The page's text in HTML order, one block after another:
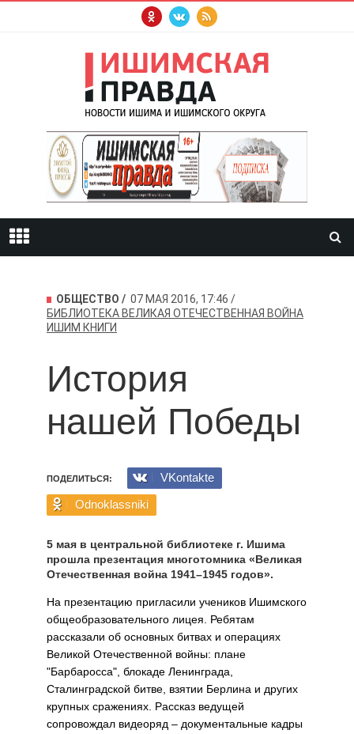
ОБЩЕСТВО
07 МАЯ 2016, 17:46
БИБЛИОТЕКА ВЕЛИКАЯ ОТЕЧЕСТВЕННАЯ ВОЙНА
ИШИМ КНИГИ
История
нашей Победы
ПОДЕЛИТЬСЯ:
VKontakte
Odnoklassniki
5 мая в центральной библиотеке г. Ишима
прошла презентация многотомника «Великая
Отечественная война 1941–1945 годов».
На презентацию пригласили учеников Ишимского
обще­образовательного лицея. Ребятам
рассказали об основных битвах и операциях
Великой Отечественной войны: плане
"Барбаросса", блокаде Ленинграда,
Сталинградской бит­ве, взятии Берлина и других
крупных сражениях. Рассказ ведущей
сопровождал видеоряд – документальные кадры